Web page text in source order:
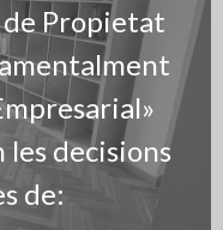
Propietat
decisions
de: